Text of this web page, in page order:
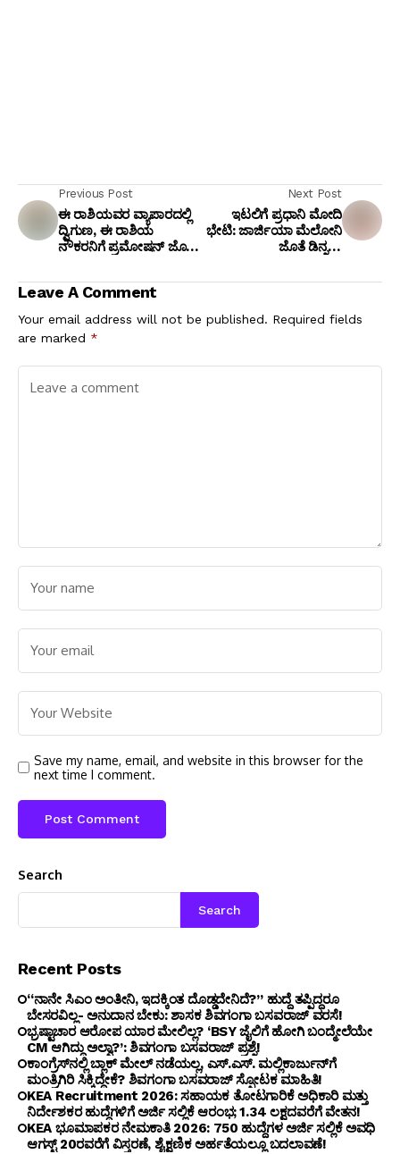
Previous Post
ಈ ರಾಶಿಯವರ ವ್ಯಾಪಾರದಲ್ಲಿ
ದ್ವಿಗುಣ, ಈ ರಾಶಿಯ
ನೌಕರನಿಗೆ ಪ್ರಮೋಷನ್ ಜೊತೆ
Next Post
ಇಟಲಿಗೆ ಪ್ರಧಾನಿ ಮೋದಿ
ಭೇಟಿ: ಜಾರ್ಜಿಯಾ ಮೆಲೋನಿ
ಜೊತೆ ಡಿನ್ನರ್,
'ಮೆಲೋಡಿ' ಫೋಟೋ
Leave A Comment
Your email address will not be published. Required fields
are marked *
Save my name, email, and website in this browser for the
next time I comment.
Search
Search
Recent Posts
“ನಾನೇ ಸಿಎಂ ಅಂತೀನಿ, ಇದಕ್ಕಿಂತ ದೊಡ್ಡದೇನಿದೆ?” ಹುದ್ದೆ ತಪ್ಪಿದ್ದರೂ
ಬೇಸರವಿಲ್ಲ- ಅನುದಾನ ಬೇಕು: ಶಾಸಕ ಶಿವಗಂಗಾ ಬಸವರಾಜ್ ವರಸೆ!
ಭ್ರಷ್ಟಾಚಾರ ಆರೋಪ ಯಾರ ಮೇಲಿಲ್ಲ? ‘BSY ಜೈಲಿಗೆ ಹೋಗಿ ಬಂದ್ಮೇಲೆಯೇ
CM ಆಗಿದ್ದು ಅಲ್ವಾ?’: ಶಿವಗಂಗಾ ಬಸವರಾಜ್ ಪ್ರಶ್ನೆ!
ಕಾಂಗ್ರೆಸ್‌ನಲ್ಲಿ ಬ್ಲಾಕ್ ಮೇಲ್ ನಡೆಯಲ್ಲ, ಎಸ್.ಎಸ್. ಮಲ್ಲಿಕಾರ್ಜುನ್‌ಗೆ
ಮಂತ್ರಿಗಿರಿ ಸಿಕ್ಕಿದ್ದೇಕೆ? ಶಿವಗಂಗಾ ಬಸವರಾಜ್ ಸ್ಫೋಟಕ ಮಾಹಿತಿ!
KEA Recruitment 2026: ಸಹಾಯಕ ತೋಟಗಾರಿಕೆ ಅಧಿಕಾರಿ ಮತ್ತು
ನಿರ್ದೇಶಕರ ಹುದ್ದೆಗಳಿಗೆ ಅರ್ಜಿ ಸಲ್ಲಿಕೆ ಆರಂಭ; ₹1.34 ಲಕ್ಷದವರೆಗೆ ವೇತನ!
KEA ಭೂಮಾಪಕರ ನೇಮಕಾತಿ 2026: 750 ಹುದ್ದೆಗಳ ಅರ್ಜಿ ಸಲ್ಲಿಕೆ ಅವಧಿ
ಆಗಸ್ಟ್ 20ರವರೆಗೆ ವಿಸ್ತರಣೆ, ಶೈಕ್ಷಣಿಕ ಅರ್ಹತೆಯಲ್ಲೂ ಬದಲಾವಣೆ!